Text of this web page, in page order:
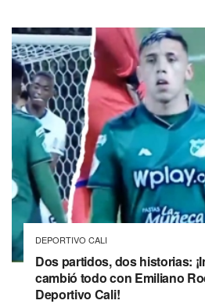
DEPORTIVO CALI
Dos partidos, dos historias:
cambió todo con Emiliano
Deportivo Cali!